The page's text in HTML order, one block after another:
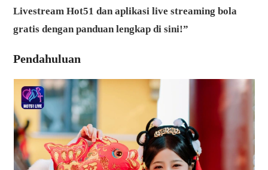
Livestream Hot51 dan aplikasi live streaming bola
gratis dengan panduan lengkap di sini!”
Pendahuluan